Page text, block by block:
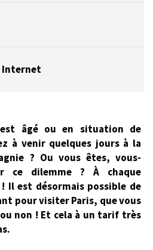
Internet
est âgé ou en situation de
à venir quelques jours à la
? Ou vous êtes, vous-
ce dilemme ? À chaque
Il est désormais possible de
pour visiter Paris, que vous
non ! Et cela à un tarif très